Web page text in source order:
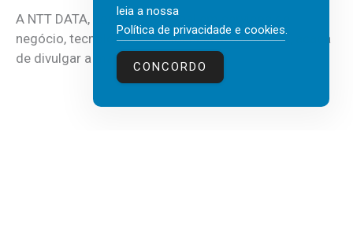
A NTT DATA, consultora global em serviços de
negócio, tecnologia e inteligência artificial (IA), acaba
de divulgar a mais recente...
leia a nossa
Política de privacidade e cookies.
CONCORDO